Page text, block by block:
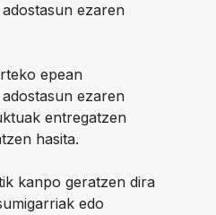
ezaren
epean
ezaren
entregatzen
hasita.
kanpo geratzen dira
edo